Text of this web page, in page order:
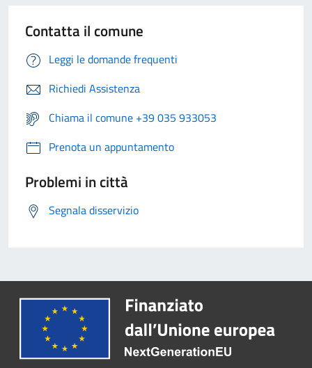
Contatta il comune
Leggi le domande frequenti
Richiedi Assistenza
Chiama il comune +39 035 933053
Prenota un appuntamento
Problemi in città
Segnala disservizio